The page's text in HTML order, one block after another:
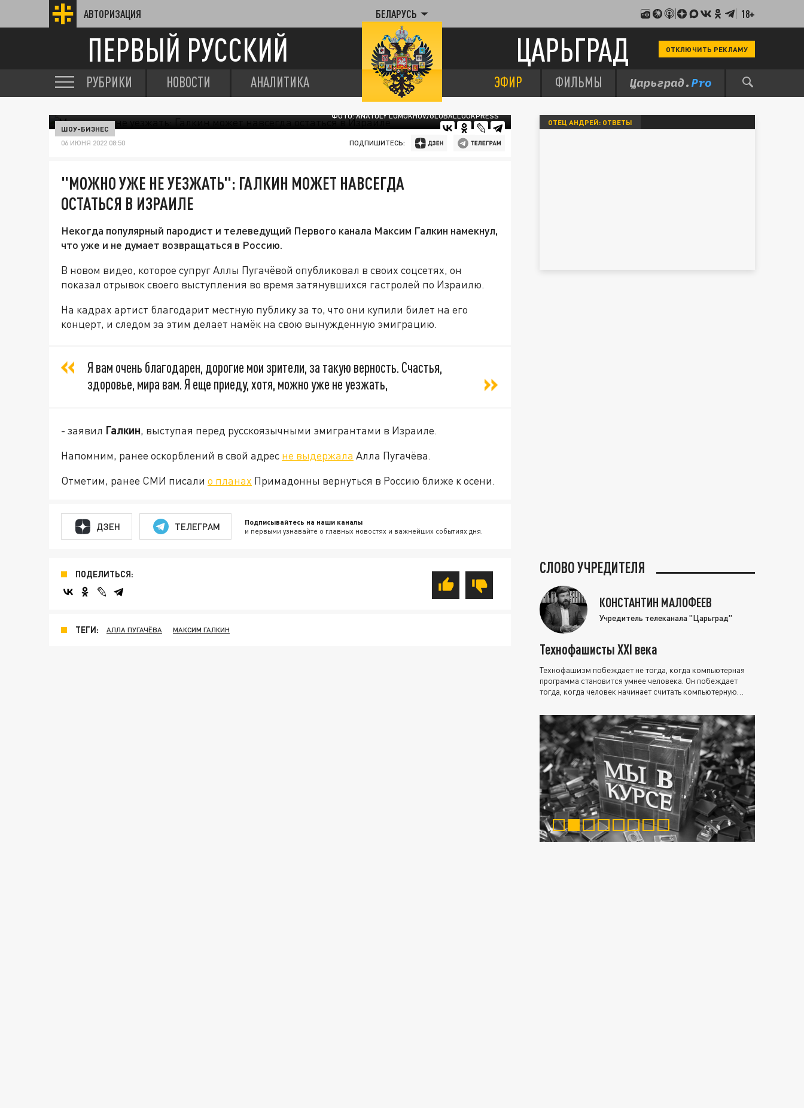
АВТОРИЗАЦИЯ БЕЛАРУСЬ 18+
ПЕРВЫЙ РУССКИЙ ЦАРЬГРАД ОТКЛЮЧИТЬ РЕКЛАМУ
РУБРИКИ НОВОСТИ АНАЛИТИКА ЭФИР ФИЛЬМЫ
ФОТО: ANATOLY LOMOKHOV/GLOBALLOOKPRESS
ШОУ-БИЗНЕС
06 ИЮНЯ 2022 08:50 ПОДПИШИТЕСЬ:
"МОЖНО УЖЕ НЕ УЕЗЖАТЬ": ГАЛКИН МОЖЕТ НАВСЕГДА
ОСТАТЬСЯ В ИЗРАИЛЕ
Некогда популярный пародист и телеведущий Первого канала Максим Галкин намекнул,
что уже и не думает возвращаться в Россию.
В новом видео, которое супруг Аллы Пугачёвой опубликовал в своих соцсетях, он
показал отрывок своего выступления во время затянувшихся гастролей по Израилю.
На кадрах артист благодарит местную публику за то, что они купили билет на его
концерт, и следом за этим делает намёк на свою вынужденную эмиграцию.
Я вам очень благодарен, дорогие мои зрители, за такую верность. Счастья,
здоровье, мира вам. Я еще приеду, хотя, можно уже не уезжать,
- заявил Галкин, выступая перед русскоязычными эмигрантами в Израиле.
Напомним, ранее оскорблений в свой адрес не выдержала Алла Пугачёва.
Отметим, ранее СМИ писали о планах Примадонны вернуться в Россию ближе к осени.
ДЗЕН ТЕЛЕГРАМ Подписывайтесь на наши каналы
и первыми узнавайте о главных новостях и важнейших событиях дня.
ПОДЕЛИТЬСЯ:
ТЕГИ: АЛЛА ПУГАЧЁВА МАКСИМ ГАЛКИН
ОТЕЦ АНДРЕЙ: ОТВЕТЫ
СЛОВО УЧРЕДИТЕЛЯ
КОНСТАНТИН МАЛОФЕЕВ
Учредитель телеканала "Царьград"
Технофашисты XXI века
Технофашизм побеждает не тогда, когда компьютерная
программа становится умнее человека. Он побеждает
тогда, когда человек начинает считать компьютерную